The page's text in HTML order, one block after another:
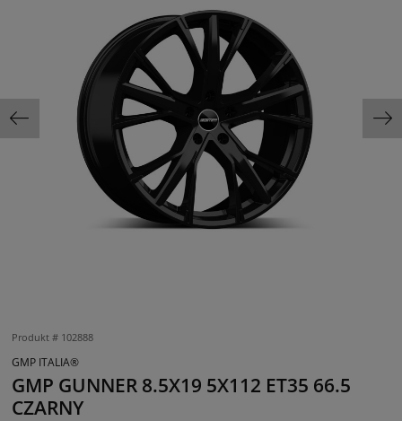
Produkt # 102888
GMP ITALIA®
GMP GUNNER 8.5X19 5X112 ET35 66.5
CZARNY